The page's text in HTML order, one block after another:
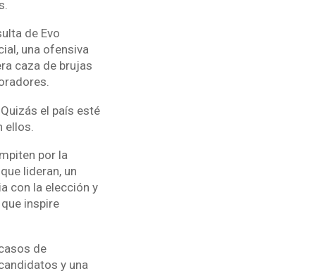
de Evo
una ofensiva
caza de brujas
el país esté
ellos.
por la
lideran, un
con la elección y
inspire
de
y una